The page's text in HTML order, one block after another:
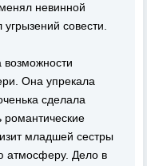
невинной
совести.
возможности
Она упрекала
сделала
романтические
младшей сестры
атмосферу. Дело в